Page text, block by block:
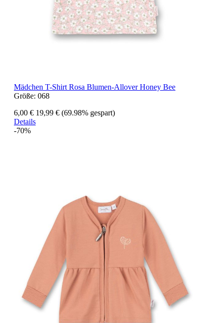
Mädchen T-Shirt Rosa Blumen-Allover Honey Bee
Größe: 068
6,00 € 19,99 € (69.98% gespart)
Details
-70%